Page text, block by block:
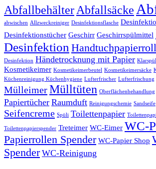
Abfallbehälter Abfallsäcke
abwischen Allzweckreiniger Desinfektionsflasche
Desinfektionstücher Geschirr Geschirrspülmittel
Desinfektion
Desinfektion Händetrocknung mit Papier
Kosmetikeimer Kosmetikeimerbeutel Kosmetikeimersäcke
Küchenreinigung Küchenhygiene Lufterfrischer Lufterfrischung
MülleimerMülltüten Oberflächenbehandlung
Papiertücher Raumduft Reinigungschemie Sandseife
Seifencreme Spüli Toilettenpapier
Toilettenpapierspender Treteimer WC-Eimer WC-
Papierrollen Spender WC-Papier Shop
Spender WC-Reinigung